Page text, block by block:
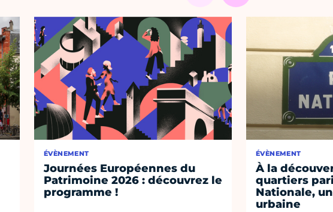
ÉVÈNEMENT
Journées Européennes du
Patrimoine 2026 : découvrez le
programme !
ÉVÈNEMENT
À la
quartiers
Nationale,
urbaine